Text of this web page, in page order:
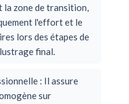
la zone de transition,
l'effort et le
lors des étapes de
final.
: Il assure
sur